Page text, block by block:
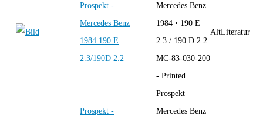
Prospekt -
Mercedes Benz
1984 190 E
2.3/190D 2.2
Mercedes Benz
1984 • 190 E
2.3 / 190 D 2.2
MC-83-030-200
- Printed...
AltLiteratur
Prospekt -
Prospekt
Mercedes Benz